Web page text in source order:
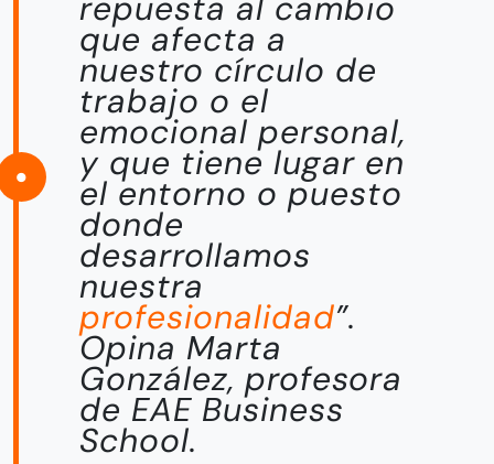
repuesta al cambio
que afecta a
nuestro círculo de
trabajo o el
emocional personal,
y que tiene lugar en
el entorno o puesto
donde
desarrollamos
nuestra
profesionalidad”.
Opina Marta
González, profesora
de EAE Business
School.